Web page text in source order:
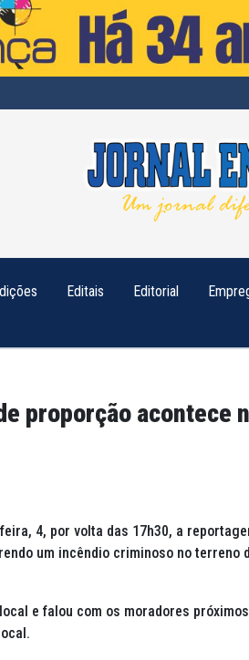
Editais Editorial
proporção acontece
4, por volta das 17h30, a
um incêndio criminoso no terreno
e falou com os moradores